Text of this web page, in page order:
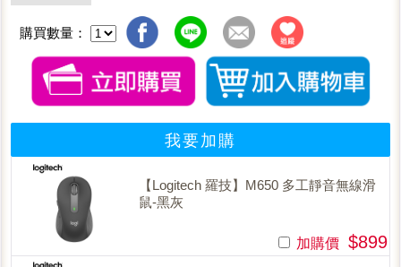
購買數量：
我要加購
【Logitech 羅技】M650 多工靜音無線滑
鼠-黑灰
加購價 $899